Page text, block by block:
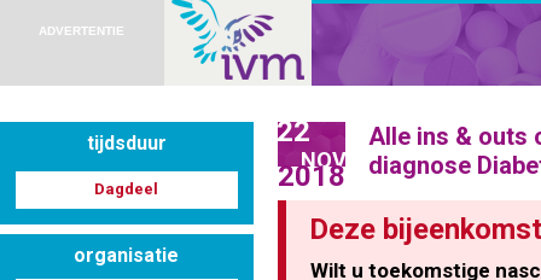
Nascholingen op locatie (agenda)
Nascholingen online (elearning)
Nascholingen op aanvraag (in-company)
ADVERTENTIE
tijdsduur
Dagdeel
organisatie
22
NOV
2018
Alle ins & outs
diagnose
Deze
Wilt u toekomstige